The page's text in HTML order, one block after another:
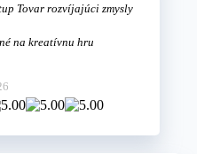
Tovar rozvíjajúci zmysly
na kreatívnu hru